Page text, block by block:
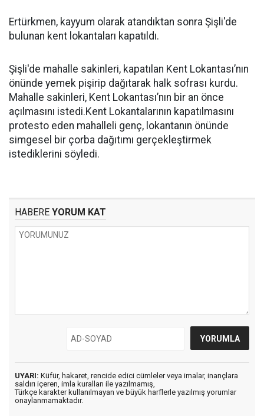
Ertürkmen, kayyum olarak atandıktan sonra Şişli'de
bulunan kent lokantaları kapatıldı.
Şişli'de mahalle sakinleri, kapatılan Kent Lokantası’nın
önünde yemek pişirip dağıtarak halk sofrası kurdu.
Mahalle sakinleri, Kent Lokantası’nın bir an önce
açılmasını istedi.Kent Lokantalarının kapatılmasını
protesto eden mahalleli genç, lokantanın önünde
simgesel bir çorba dağıtımı gerçekleştirmek
istediklerini söyledi.
HABERE YORUM KAT
UYARI: Küfür, hakaret, rencide edici cümleler veya imalar, inançlara
saldırı içeren, imla kuralları ile yazılmamış,
Türkçe karakter kullanılmayan ve büyük harflerle yazılmış yorumlar
onaylanmamaktadır.